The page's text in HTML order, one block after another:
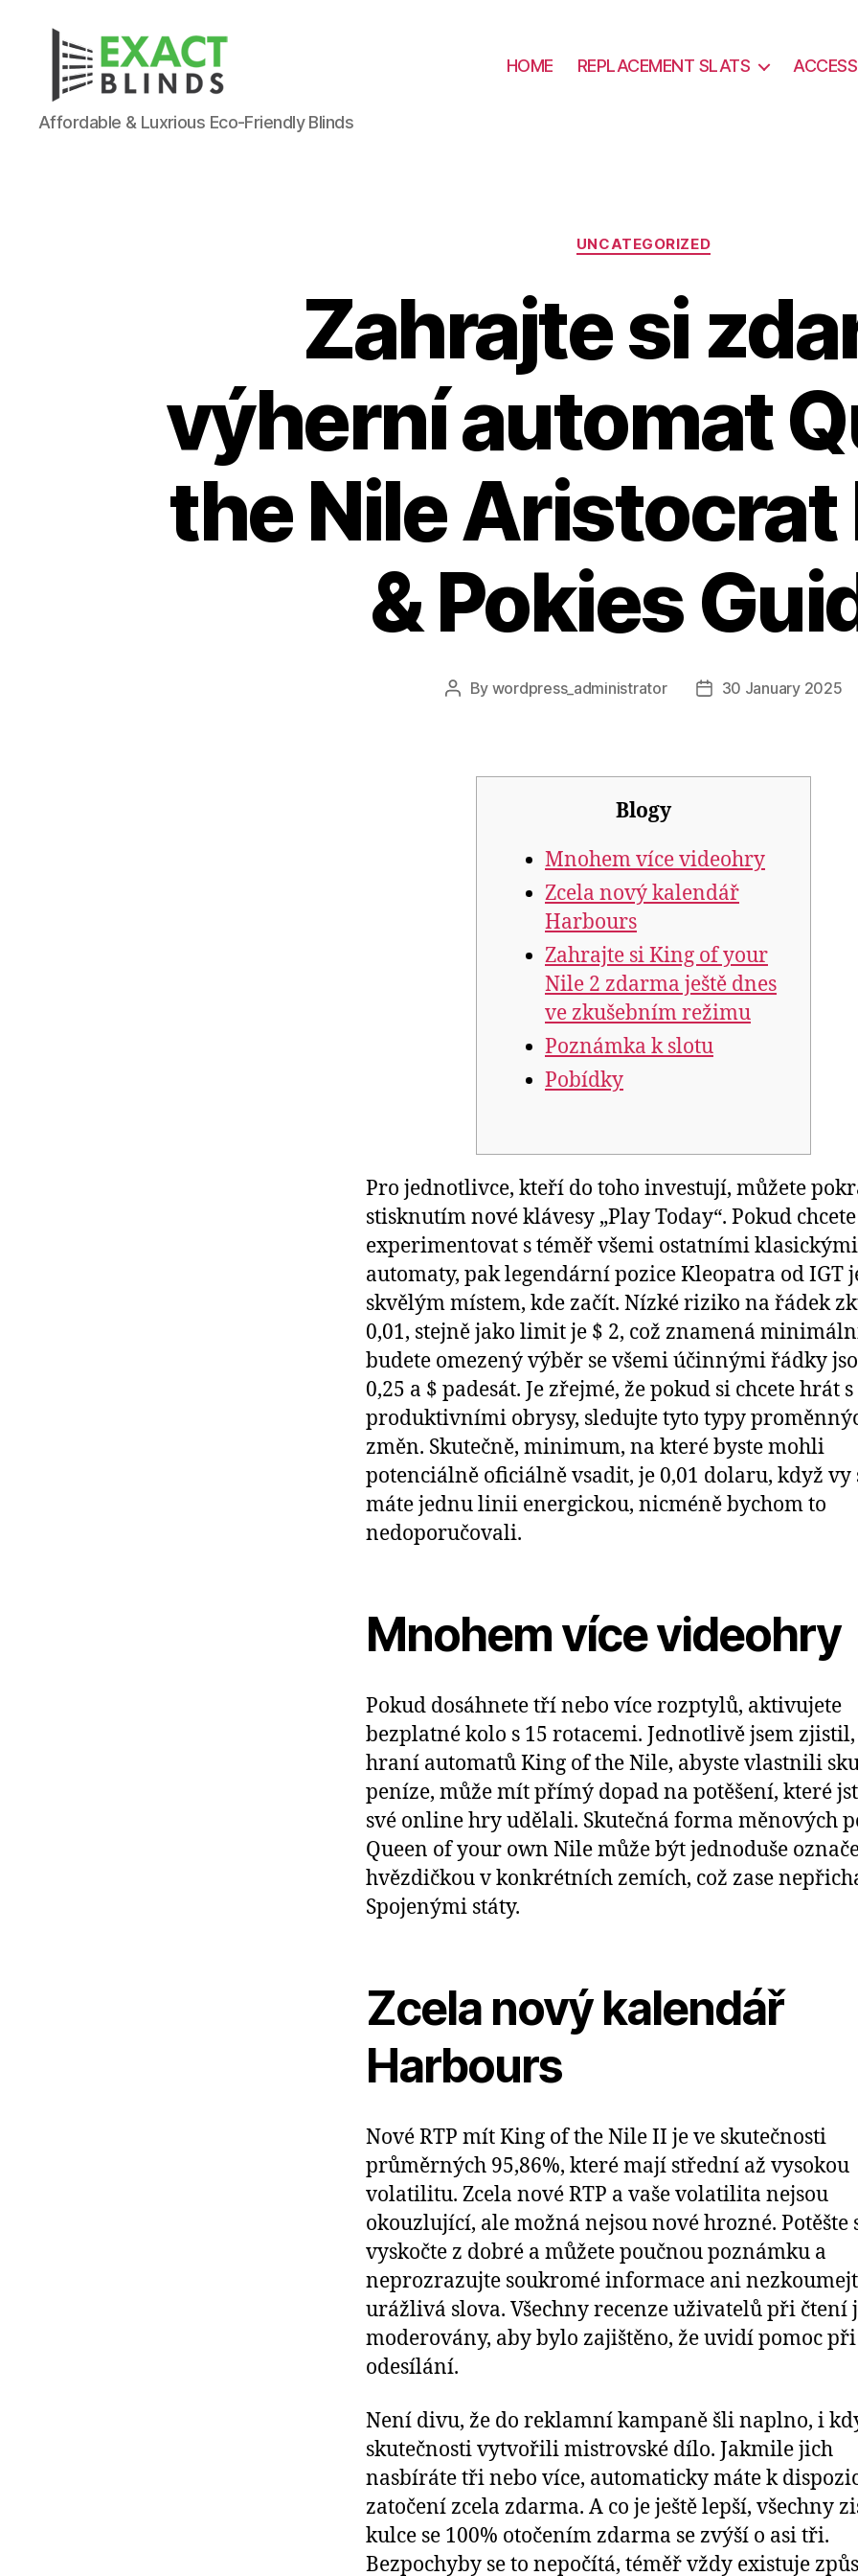
Affordable & Luxrious Eco-Friendly Blinds
HOME REPLACEMENT SLATS
Categories
UNCATEGORIZED
Zahrajte si
výherní automat
the Nile Aristocrat
& Pokies
Post
By wordpress_administrator
Post30 January 2025
Blogy
Mnohem více videohry
Zcela nový kalendář
Harbours
Zahrajte si King of your
Nile 2 zdarma ještě dnes
ve zkušebním režimu
Poznámka k slotu
Pobídky
Pro jednotlivce, kteří do toho investují, můžete
stisknutím nové klávesy „Play Today“. Pokud chcete
experimentovat s téměř všemi ostatními klasickými
automaty, pak legendární pozice Kleopatra od IGT
skvělým místem, kde začít. Nízké riziko na řádek
0,01, stejně jako limit je $ 2, což znamená
budete omezený výběr se všemi účinnými řádky
0,25 a $ padesát. Je zřejmé, že pokud si chcete hrát
produktivními obrysy, sledujte tyto typy
změn. Skutečně, minimum, na které byste mohli
potenciálně oficiálně vsadit, je 0,01 dolaru, když vy
máte jednu linii energickou, nicméně bychom to
nedoporučovali.
Mnohem více videohry
Pokud dosáhnete tří nebo více rozptylů, aktivujete
bezplatné kolo s 15 rotacemi. Jednotlivě jsem zjistil,
hraní automatů King of the Nile, abyste vlastnili
peníze, může mít přímý dopad na potěšení, které
své online hry udělali. Skutečná forma měnových
Queen of your own Nile může být jednoduše
hvězdičkou v konkrétních zemích, což zase
Spojenými státy.
Zcela nový kalendář
Harbours
Nové RTP mít King of the Nile II je ve skutečnosti
průměrných 95,86%, které mají střední až vysokou
volatilitu. Zcela nové RTP a vaše volatilita nejsou
okouzlující, ale možná nejsou nové hrozné. Potěšte
vyskočte z dobré a můžete poučnou poznámku a
neprozrazujte soukromé informace ani
urážlivá slova. Všechny recenze uživatelů při čtení
moderovány, aby bylo zajištěno, že uvidí pomoc při
odesílání.
Není divu, že do reklamní kampaně šli naplno, i
skutečnosti vytvořili mistrovské dílo. Jakmile jich
nasbíráte tři nebo více, automaticky máte k
zatočení zcela zdarma. A co je ještě lepší, všechny
kulce se 100% otočením zdarma se zvýší o asi tři.
Bezpochyby se to nepočítá, téměř vždy existuje